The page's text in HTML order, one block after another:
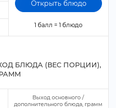
Открыть блюдо
1 балл = 1 блюдо
БЛЮДА (ВЕС ПОРЦИИ),
ыход основного /
дополнительного блюда, грамм